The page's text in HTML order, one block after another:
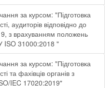
за курсом: "Підготовка
аудиторів відповідно до
з врахуванням положень
31000:2018 "
за курсом: "Підготовка
та фахівців органів з
IEC 17020:2019"